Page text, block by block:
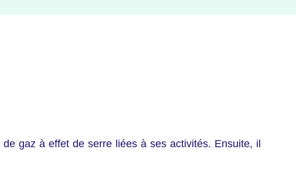
gaz à effet de serre liées à ses activités. Ensuite, il